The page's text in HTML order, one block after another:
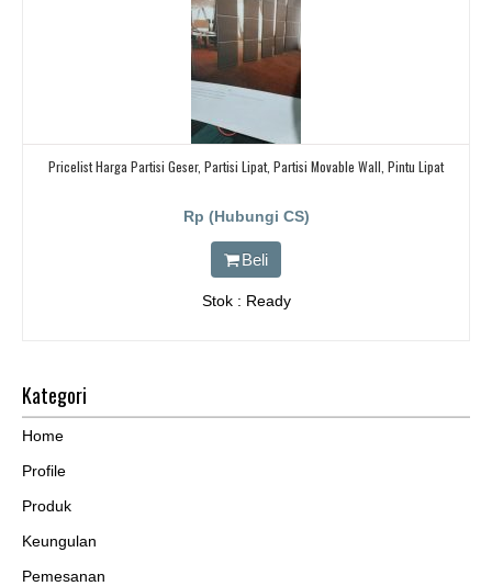
Pricelist Harga Partisi Geser, Partisi Lipat, Partisi Movable Wall, Pintu Lipat
Rp (Hubungi CS)
Beli
Stok : Ready
Kategori
Home
Profile
Produk
Keungulan
Pemesanan